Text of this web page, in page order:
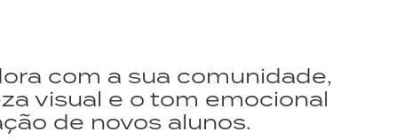
com a sua comunidade,
visual e o tom emocional
de novos alunos.